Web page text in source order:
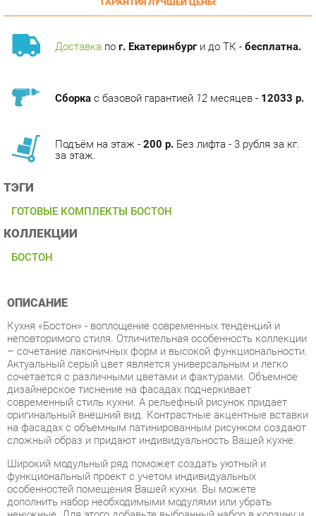
Доставкапог. Екатеринбурги до ТК -бесплатна.
ТЭГИ
ОПИСАНИЕ
неповторимого стиля. Отличительная особенность коллекции
– сочетание лаконичных форм и высокой функциональности.
Актуальный серый цвет является универсальным и легко
сочетается с различными цветами и фактурами. Объемное
дизайнерское тиснение на фасадах подчеркивает
современный стиль кухни. А рельефный рисунок придает
оригинальный внешний вид. Контрастные акцентные вставки
на фасадах с объемным патинированным рисунком создают
сложный образ и придают индивидуальность Вашей кухне.
Широкий модульный ряд поможет создать уютный и
функциональный проект с учетом индивидуальных
особенностей помещения Вашей кухни. Вы можете
ненужные. Для этого добавьте выбранный набор в корзину и
там удалите лишние модули.
Надежность и безопасность в эксплуатации